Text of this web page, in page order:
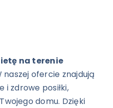
na terenie
naszej ofercie znajdują
i zdrowe posiłki,
domu. Dzięki